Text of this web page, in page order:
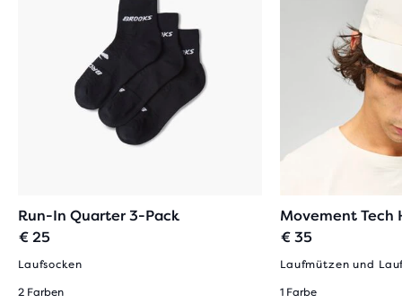
Run-In Quarter 3-Pack
€ 25
Laufsocken
2 Farben
Movement Tech
€ 35
Laufmützen und
1 Farbe